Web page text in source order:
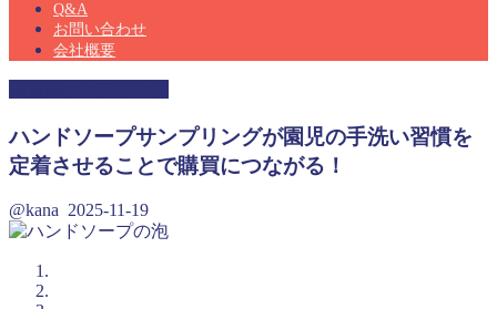
Q&A
お問い合わせ
会社概要
ハンドソープサンプリングが園児の手洗い習慣を
定着させることで購買につながる！
@kana 2025-11-19